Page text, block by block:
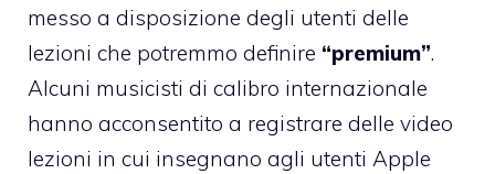
messo a disposizione degli utenti delle
lezioni che potremmo definire “premium”.
Alcuni musicisti di calibro internazionale
hanno acconsentito a registrare delle video
lezioni in cui insegnano agli utenti Apple